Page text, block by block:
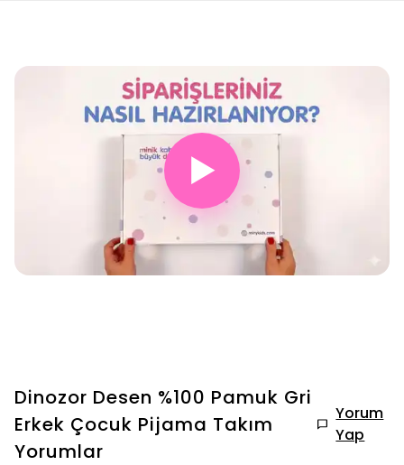
▶
Dinozor Desen %100 Pamuk Gri
Erkek Çocuk Pijama Takım
Yorumlar
Yorum
Yap